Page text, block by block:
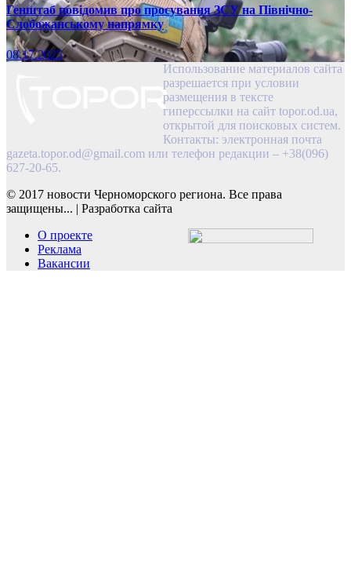
Генштаб повідомив про просування ЗСУ на Північно-
Слобожанському напрямку
08.17.2025
Использование материалов сайта
разрешается при условии
размещения в тексте
гиперссылки на сайт topor.od.ua,
открытой для поисковых систем.
Контакты: электронная почта
gazeta.topor.od@gmail.com или телефон редакции – +38(096)
627-20-65.
© 2017 новости Черноморского региона. Все права
защищены... | Разработка сайта
О проекте
Реклама
Вакансии